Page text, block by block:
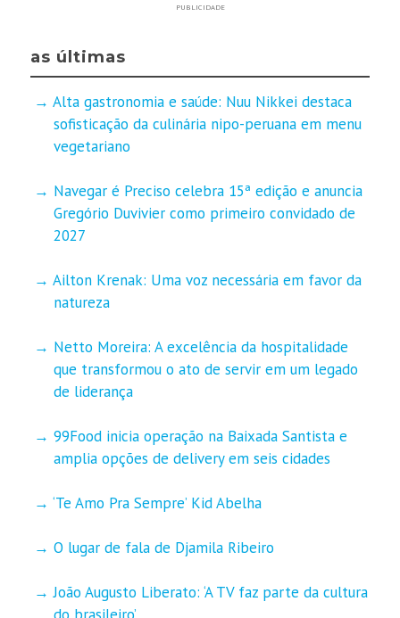
PUBLICIDADE
as últimas
Alta gastronomia e saúde: Nuu Nikkei destaca
sofisticação da culinária nipo-peruana em menu
vegetariano
Navegar é Preciso celebra 15ª edição e anuncia
Gregório Duvivier como primeiro convidado de
2027
Ailton Krenak: Uma voz necessária em favor da
natureza
Netto Moreira: A excelência da hospitalidade
que transformou o ato de servir em um legado
de liderança
99Food inicia operação na Baixada Santista e
amplia opções de delivery em seis cidades
‘Te Amo Pra Sempre’ Kid Abelha
O lugar de fala de Djamila Ribeiro
João Augusto Liberato: ‘A TV faz parte da cultura